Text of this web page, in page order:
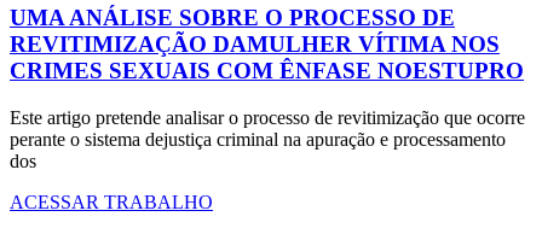
UMA ANÁLISE SOBRE O PROCESSO DE
REVITIMIZAÇÃO DAMULHER VÍTIMA NOS
CRIMES SEXUAIS COM ÊNFASE NOESTUPRO
Este artigo pretende analisar o processo de revitimização que ocorre
perante o sistema dejustiça criminal na apuração e processamento
dos
ACESSAR TRABALHO